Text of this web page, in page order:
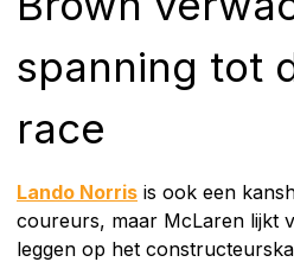
spanning tot
race
Lando Norris is ook een
coureurs, maar McLaren lijkt
leggen op het